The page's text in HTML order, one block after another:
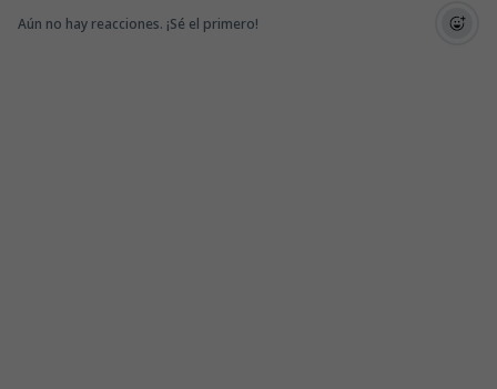
Aún no hay reacciones. ¡Sé el primero!